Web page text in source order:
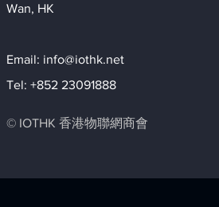
Wan, HK​
Email: info@iothk.net
Tel: +852 23091888
© IOTHK 香港物聯網商會